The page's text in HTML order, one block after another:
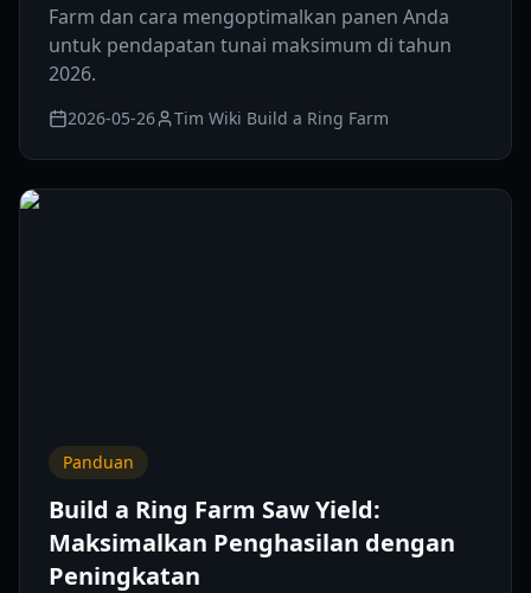
Farm dan cara mengoptimalkan panen Anda
untuk pendapatan tunai maksimum di tahun
2026.
2026-05-26 Tim Wiki Build a Ring Farm
Panduan
Build a Ring Farm Saw Yield:
Maksimalkan Penghasilan dengan
Peningkatan